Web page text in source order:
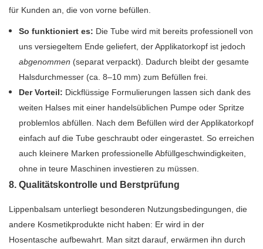
für Kunden an, die von vorne befüllen.
So funktioniert es: Die Tube wird mit bereits professionell von
uns versiegeltem Ende geliefert, der Applikatorkopf ist jedoch
abgenommen (separat verpackt). Dadurch bleibt der gesamte
Halsdurchmesser (ca. 8–10 mm) zum Befüllen frei.
Der Vorteil: Dickflüssige Formulierungen lassen sich dank des
weiten Halses mit einer handelsüblichen Pumpe oder Spritze
problemlos abfüllen. Nach dem Befüllen wird der Applikatorkopf
einfach auf die Tube geschraubt oder eingerastet. So erreichen
auch kleinere Marken professionelle Abfüllgeschwindigkeiten,
ohne in teure Maschinen investieren zu müssen.
8. Qualitätskontrolle und Berstprüfung
Lippenbalsam unterliegt besonderen Nutzungsbedingungen, die
andere Kosmetikprodukte nicht haben: Er wird in der
Hosentasche aufbewahrt. Man sitzt darauf, erwärmen ihn durch